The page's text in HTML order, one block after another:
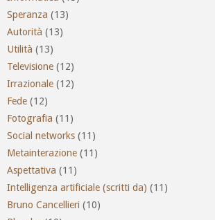
Speranza (13)
Autorità (13)
Utilità (13)
Televisione (12)
Irrazionale (12)
Fede (12)
Fotografia (11)
Social networks (11)
Metainterazione (11)
Aspettativa (11)
Intelligenza artificiale (scritti da) (11)
Bruno Cancellieri (10)